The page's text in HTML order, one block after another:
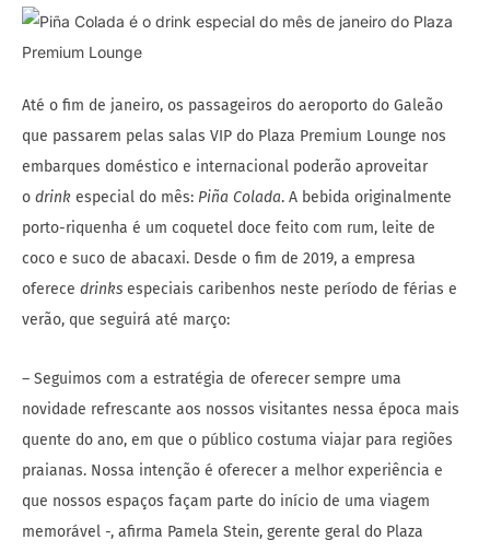
Até o fim de janeiro, os passageiros do aeroporto do Galeão
que passarem pelas salas VIP do Plaza Premium Lounge nos
embarques doméstico e internacional poderão aproveitar
o drink especial do mês: Piña Colada. A bebida originalmente
porto-riquenha é um coquetel doce feito com rum, leite de
coco e suco de abacaxi. Desde o fim de 2019, a empresa
oferece drinks especiais caribenhos neste período de férias e
verão, que seguirá até março:
– Seguimos com a estratégia de oferecer sempre uma
novidade refrescante aos nossos visitantes nessa época mais
quente do ano, em que o público costuma viajar para regiões
praianas. Nossa intenção é oferecer a melhor experiência e
que nossos espaços façam parte do início de uma viagem
memorável -, afirma Pamela Stein, gerente geral do Plaza